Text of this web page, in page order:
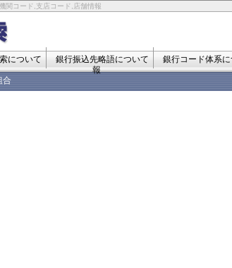
関コード,支店コード,店舗情報
について 銀行振込先略語について 銀行コード体系に
報
合